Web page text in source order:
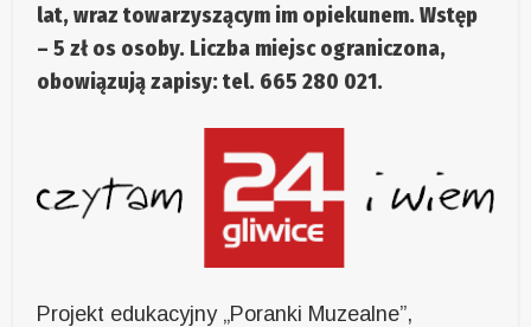
lat, wraz towarzyszącym im opiekunem. Wstęp
– 5 zł os osoby. Liczba miejsc ograniczona,
obowiązują zapisy: tel. 665 280 021.
Projekt edukacyjny „Poranki Muzealne”,